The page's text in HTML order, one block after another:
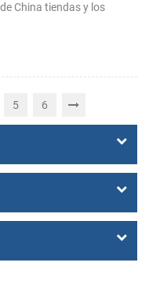
China tiendas y los
5 6